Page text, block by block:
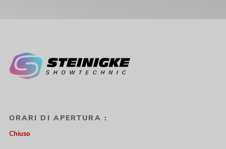
ORARI DI APERTURA :
Chiuso